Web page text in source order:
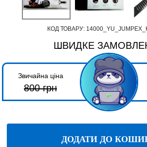
КОД ТОВАРУ:
ШВИДКЕ
Звичайна ціна
800грн
ДОДАТИ ДО